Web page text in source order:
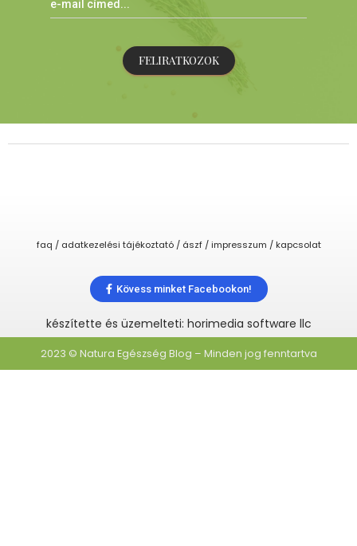
FELIRATKOZOK
faq / adatkezelési tájékoztató / ászf / impresszum / kapcsolat
Kövess minket Facebookon!
készítette és üzemelteti: horimedia software llc
2023 © Natura Egészség Blog – Minden jog fenntartva